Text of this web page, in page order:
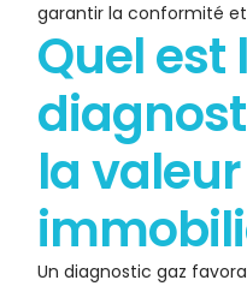
garantir la conformité et
Quel est
la
Un diagnostic gaz